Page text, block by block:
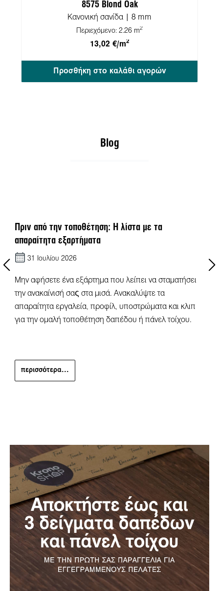
8575 Blond Oak
Κανονική σανίδα | 8 mm
Περιεχόμενο: 2.26 m2
13,02 €/m2
Προσθήκη στο καλάθι αγορών
Blog
Πριν από την τοποθέτηση: Η λίστα με τα
απαραίτητα εξαρτήματα
31 Ιουλίου 2026
Μην αφήσετε ένα εξάρτημα που λείπει να σταματήσει
την ανακαίνισή σας στα μισά. Ανακαλύψτε τα
απαραίτητα εργαλεία, προφίλ, υποστρώματα και κλιπ
για την ομαλή τοποθέτηση δαπέδου ή πάνελ τοίχου.
περισσότερα...